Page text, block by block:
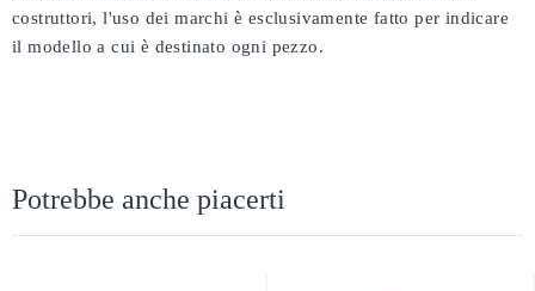
costruttori, l'uso dei marchi è esclusivamente fatto per indicare
il modello a cui è destinato ogni pezzo.
Potrebbe anche piacerti